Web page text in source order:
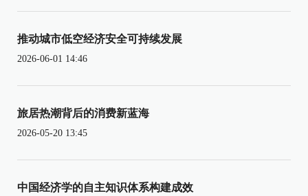
推动城市低空经济安全可持续发展
2026-06-01 14:46
旅居热潮背后的消费新蓝海
2026-05-20 13:45
中国经济学的自主知识体系构建成效